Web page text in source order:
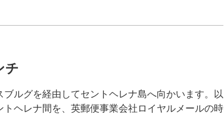
チ
ルグを経由してセントヘレナ島へ向かいます。以
ヘレナ間を、英郵便事業会社ロイヤルメールの時